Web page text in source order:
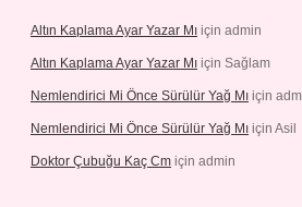
Altın Kaplama Ayar Yazar Mı için admin
Altın Kaplama Ayar Yazar Mı için Sağlam
Nemlendirici Mi Önce Sürülür Yağ Mı için
Nemlendirici Mi Önce Sürülür Yağ Mı için Asil
Doktor Çubuğu Kaç Cm için admin